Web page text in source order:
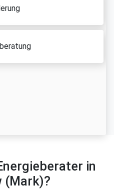
in
(Mark)?